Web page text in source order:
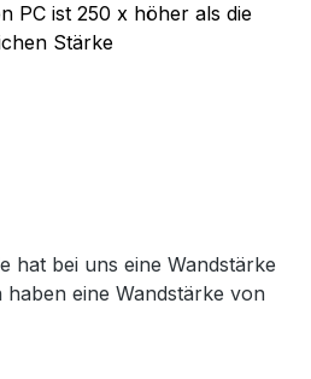
PC ist 250 x höher als die
Stärke
hat bei uns eine Wandstärke
eine Wandstärke von